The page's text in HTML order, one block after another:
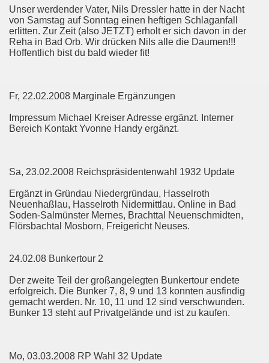
Unser werdender Vater, Nils Dressler hatte in der Nacht
von Samstag auf Sonntag einen heftigen Schlaganfall
erlitten. Zur Zeit (also JETZT) erholt er sich davon in der
Reha in Bad Orb. Wir drücken Nils alle die Daumen!!!
Hoffentlich bist du bald wieder fit!
Fr, 22.02.2008 Marginale Ergänzungen
Impressum Michael Kreiser Adresse ergänzt. Interner
Bereich Kontakt Yvonne Handy ergänzt.
Sa, 23.02.2008 Reichspräsidentenwahl 1932 Update
Ergänzt in Gründau Niedergründau, Hasselroth
Neuenhaßlau, Hasselroth Nidermittlau. Online in Bad
Soden-Salmünster Mernes, Brachttal Neuenschmidten,
Flörsbachtal Mosborn, Freigericht Neuses.
24.02.08 Bunkertour 2
Der zweite Teil der großangelegten Bunkertour endete
erfolgreich. Die Bunker 7, 8, 9 und 13 konnten ausfindig
gemacht werden. Nr. 10, 11 und 12 sind verschwunden.
Bunker 13 steht auf Privatgelände und ist zu kaufen.
Mo, 03.03.2008 RP Wahl 32 Update